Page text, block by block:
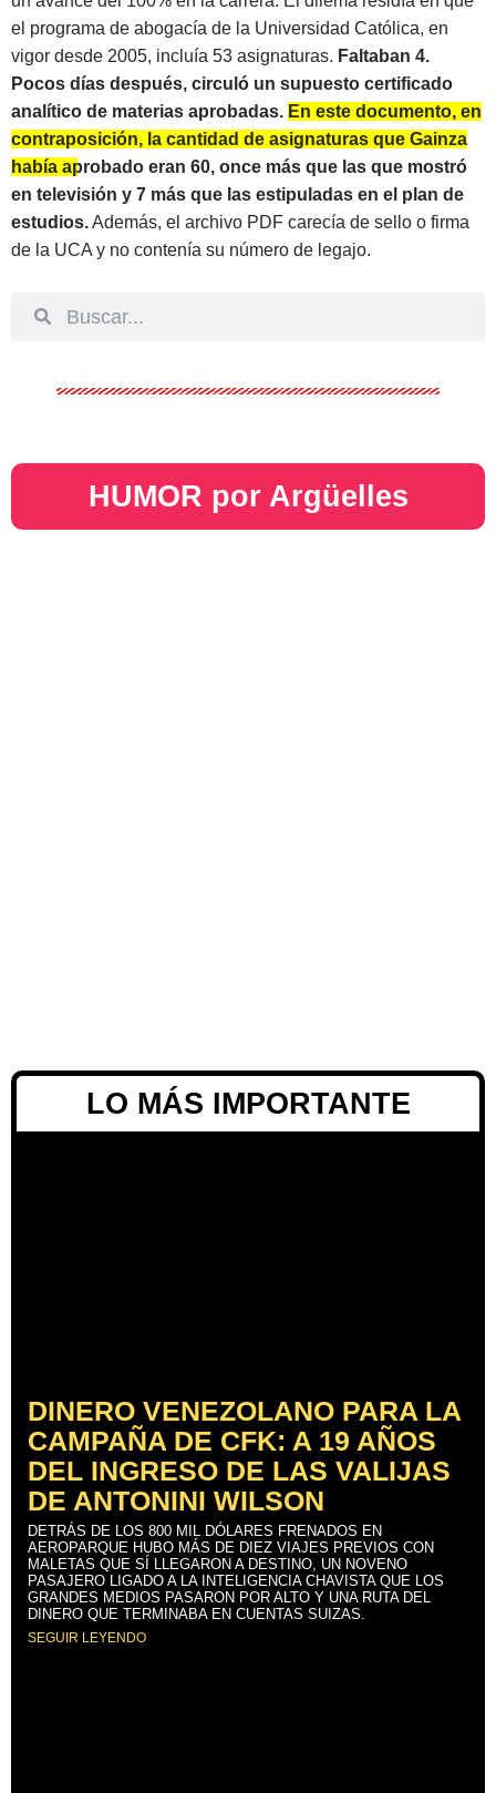
el programa de abogacía de la Universidad Católica, en
vigor desde 2005, incluía 53 asignaturas. Faltaban 4.
Pocos días después, circuló un supuesto certificado
analítico de materias aprobadas. En este documento, en
contraposición, la cantidad de asignaturas que Gainza
había aprobado eran 60, once más que las que mostró
en televisión y 7 más que las estipuladas en el plan de
estudios.Además, el archivo PDF carecía de sello o firma
de la UCA y no contenía su número de legajo.
HUMOR por Argüelles​
LO MÁS IMPORTANTE
DINERO VENEZOLANO PARA LA
CAMPAÑA DE CFK: A 19 AÑOS
DEL INGRESO DE LAS VALIJAS
DE ANTONINI WILSON
DETRÁS DE LOS 800 MIL DÓLARES FRENADOS EN
AEROPARQUE HUBO MÁS DE DIEZ VIAJES PREVIOS CON
MALETAS QUE SÍ LLEGARON A DESTINO, UN NOVENO
PASAJERO LIGADO A LA INTELIGENCIA CHAVISTA QUE LOS
GRANDES MEDIOS PASARON POR ALTO Y UNA RUTA DEL
DINERO QUE TERMINABA EN CUENTAS SUIZAS.
SEGUIR LEYENDO